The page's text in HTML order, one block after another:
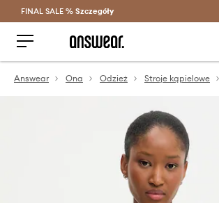
Oszczędzaj z Answear Club >
FINAL SALE % Szczegóły
Answear Ona Odzież Stroje kąpielowe